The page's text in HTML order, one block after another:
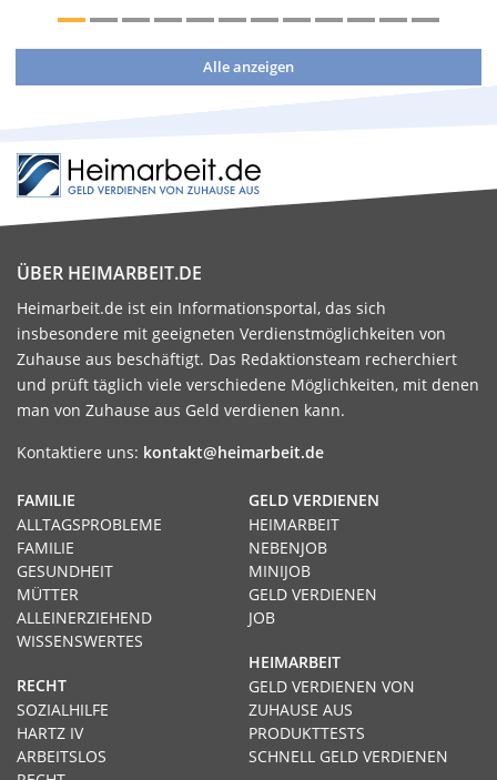
Alle anzeigen
ÜBER HEIMARBEIT.DE
Heimarbeit.de ist ein Informationsportal, das sich
insbesondere mit geeigneten Verdienstmöglichkeiten von
Zuhause aus beschäftigt. Das Redaktionsteam recherchiert
und prüft täglich viele verschiedene Möglichkeiten, mit denen
man von Zuhause aus Geld verdienen kann.
Kontaktiere uns: kontakt@heimarbeit.de
GELD VERDIENEN
HEIMARBEIT
NEBENJOB
MINIJOB
GELD VERDIENEN
JOB
HEIMARBEIT
GELD VERDIENEN VON
ZUHAUSE AUS
PRODUKTTESTS
SCHNELL GELD VERDIENEN
FAMILIE
ALLTAGSPROBLEME
FAMILIE
GESUNDHEIT
MÜTTER
ALLEINERZIEHEND
WISSENSWERTES
RECHT
SOZIALHILFE
HARTZ IV
ARBEITSLOS